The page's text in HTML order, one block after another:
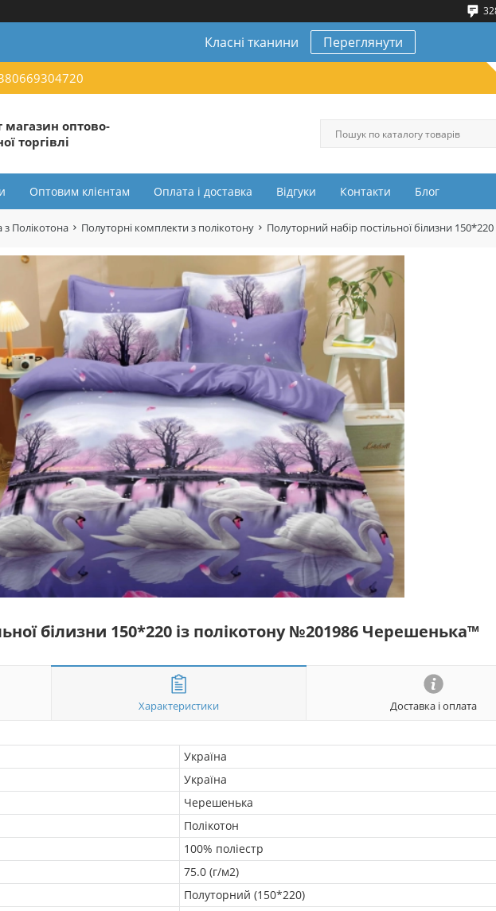
Класні тканини Переглянути
магазин оптово-
торгівлі
Оптовим клієнтам Оплата і доставка Відгуки Контакти Блог
з Полікотона Полуторні комплекти з полікотону Полуторний набір постільної білизни
білизни 150*220 із полікотону №201986 Черешенька™
Характеристики Доставка і оплата
Україна
Україна
Черешенька
Полікотон
100% поліестр
75.0 (г/м2)
Полуторний (150*220)